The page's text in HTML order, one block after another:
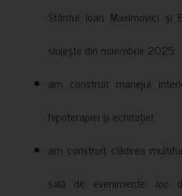
Sfântul Ioan Maximovici și
slujește din noiembrie 2025;
am construit manejul
hipoterapiei și echitației;
am construit clădirea
sală de evenimente, loc